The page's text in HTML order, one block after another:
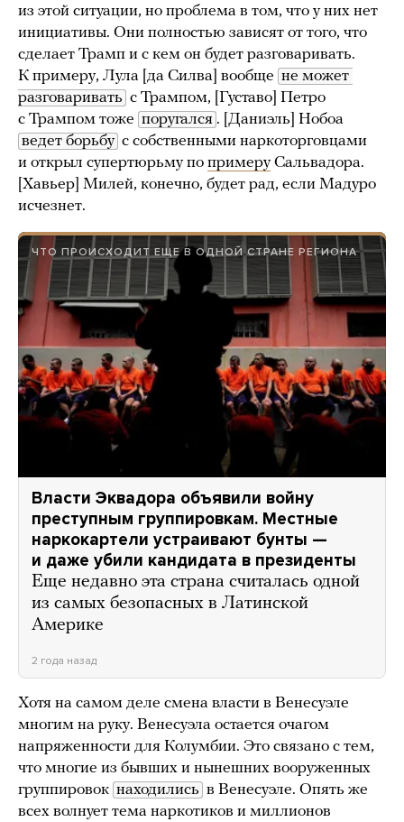
из этой ситуации, но проблема в том, что у них нет
инициативы. Они полностью зависят от того, что
сделает Трамп и с кем он будет разговаривать.
К примеру, Лула [да Силва] вообще не может
разговаривать с Трампом, [Густаво] Петро
с Трампом тоже поругался . [Даниэль] Нобоа
ведет борьбу с собственными наркоторговцами
и открыл супертюрьму по примеруСальвадора.
[Хавьер] Милей, конечно, будет рад, если Мадуро
исчезнет.
ЧТО ПРОИСХОДИТ ЕЩЕ В ОДНОЙ СТРАНЕ РЕГИОНА
Власти Эквадора объявили войну
преступным группировкам. Местные
наркокартели устраивают бунты —
и даже убили кандидата в президенты
Еще недавно эта страна считалась одной
из самых безопасных в Латинской
Америке
2 года назад
Хотя на самом деле смена власти в Венесуэле
многим на руку. Венесуэла остается очагом
напряженности для Колумбии. Это связано с тем,
что многие из бывших и нынешних вооруженных
группировок находились в Венесуэле. Опять же
всех волнует тема наркотиков и миллионов